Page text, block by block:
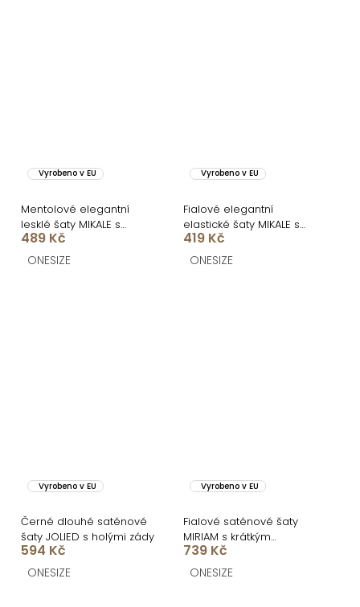
Vyrobeno v EU
Mentolové elegantní
lesklé šaty MIKALE s
průstřihy
489 Kč
ONESIZE
Vyrobeno v EU
Fialové elegantní
elastické šaty MIKALE s
průstřihy
419 Kč
ONESIZE
Vyrobeno v EU
Černé dlouhé saténové
šaty JOLIED s holými zády
594 Kč
ONESIZE
Vyrobeno v EU
Fialové saténové šaty
MIRIAM s krátkým
rukávem
739 Kč
ONESIZE